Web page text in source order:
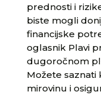
prednosti i
biste mogli
financijske
oglasnik Plavi
dugoročnom
Možete saznati
mirovinu i